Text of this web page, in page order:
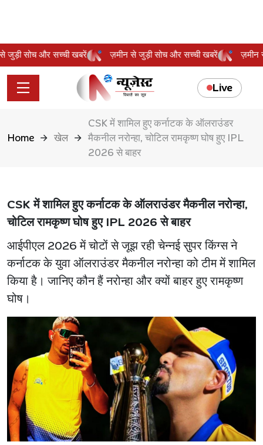
से जुड़ी सोच और सच्ची खबरें ज़मीन से जुड़ी सोच और सच्ची खबरें
Live
Home खेल
CSK में शामिल हुए कर्नाटक के ऑलराउंडर
मैकनील नरोन्हा, चोटिल रामकृष्ण घोष हुए IPL
2026 से बाहर
CSK में शामिल हुए कर्नाटक के ऑलराउंडर मैकनील नरोन्हा,
चोटिल रामकृष्ण घोष हुए IPL 2026 से बाहर
आईपीएल 2026 में चोटों से जूझ रही चेन्नई सुपर किंग्स ने
कर्नाटक के युवा ऑलराउंडर मैकनील नरोन्हा को टीम में शामिल
किया है। जानिए कौन हैं नरोन्हा और क्यों बाहर हुए रामकृष्ण
घोष।